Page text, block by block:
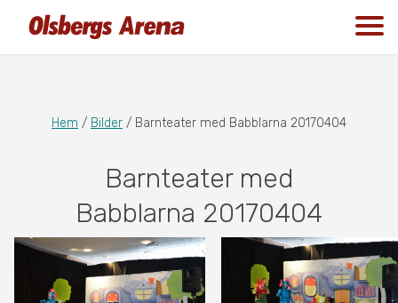
Hem / Bilder / Barnteater med Babblarna 20170404
Barnteater med
Babblarna 20170404